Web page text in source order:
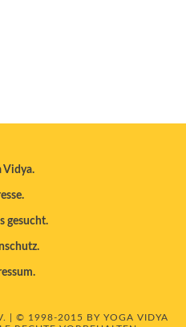
Vidya
gesucht
| © 1998-2015 BY YOGA VIDYA